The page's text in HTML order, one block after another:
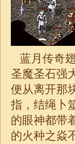
蓝月传奇
圣魔圣石强
便从离开那
指，结绳卜
的眼神都带
的火种之焱